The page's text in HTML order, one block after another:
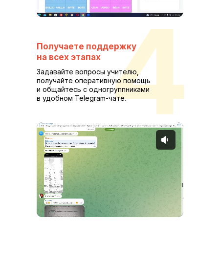
4
Получаете поддержку
на всех этапах
Задавайте вопросы учителю,
получайте оперативную помощь
и общайтесь с одногруппниками
в удобном Telegram-чате.